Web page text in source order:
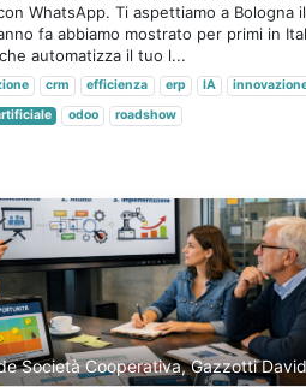
WhatsApp. Ti aspettiamo a Bologna
fa abbiamo mostrato per primi in
automatizza il tuo l...
crm efficienza erp IA
odoo roadshow
Società Cooperativa, Gazzotti